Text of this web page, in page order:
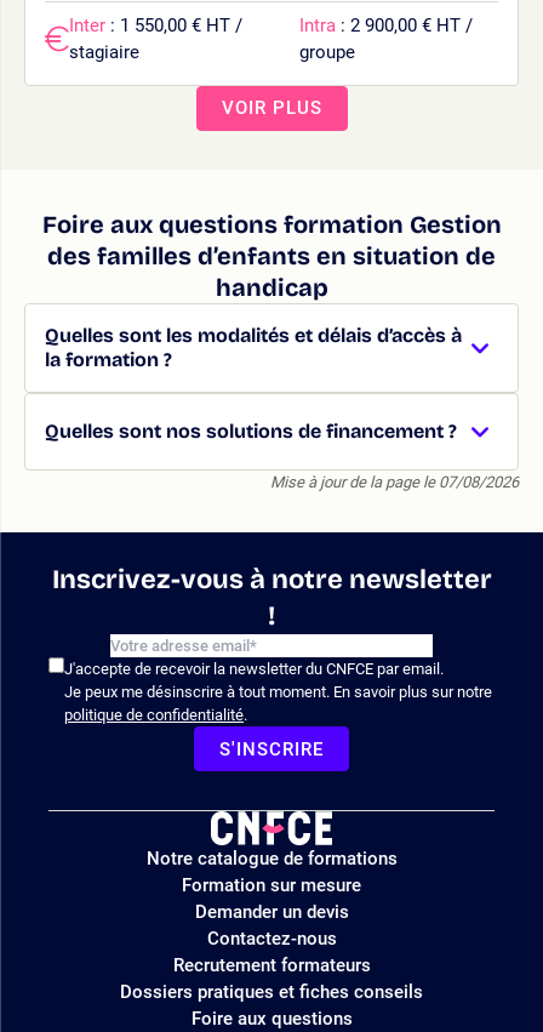
Inter : 1 550,00 € HT /
stagiaire
Intra : 2 900,00 € HT /
groupe
VOIR PLUS
Foire aux questions formation Gestion
des familles d’enfants en situation de
handicap
Quelles sont les modalités et délais d’accès à
la formation ?
Quelles sont nos solutions de financement ?
Mise à jour de la page le 07/08/2026
Inscrivez-vous à notre newsletter
!
J'accepte de recevoir la newsletter du CNFCE par email.
Je peux me désinscrire à tout moment. En savoir plus sur notre
politique de confidentialité.
S'INSCRIRE
Logo
site
Notre catalogue de formations
Formation sur mesure
Demander un devis
Contactez-nous
Recrutement formateurs
Dossiers pratiques et fiches conseils
Foire aux questions